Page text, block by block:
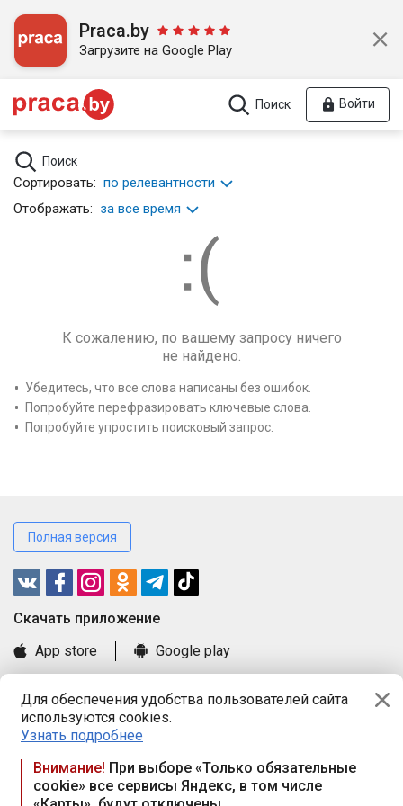
Для обеспечения удобства пользователей сайта
используются cookies.
Узнать подробнее
Внимание! При выборе «Только обязательные
cookie» все сервисы Яндекс, в том числе
Praca.by
Загрузите на Google Play
Поиск Войти
Поиск
Сортировать: по релевантности
Отображать: за все время
К сожалению, по вашему запросу ничего
не найдено.
Убедитесь, что все слова написаны без ошибок.
Попробуйте перефразировать ключевые слова.
Попробуйте упростить поисковый запрос.
Полная версия
Cкачать приложение
App store
Google play
Книга замечаний и предложений
Правила и документы
Praca.by © 2000—2026, ООО «ПРАЦА БАЙ»
Республика Беларусь, 220114, г. Минск, пр-т Независимости
117а, пом. № 9.